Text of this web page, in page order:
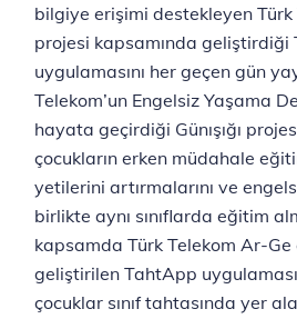
bilgiye erişimi destekleyen Türk
projesi kapsamında geliştirdiği
uygulamasını her geçen gün
Telekom’un Engelsiz Yaşama
hayata geçirdiği Günışığı
çocukların erken müdahale
yetilerini artırmalarını ve
birlikte aynı sınıflarda eğitim
kapsamda Türk Telekom Ar-
geliştirilen TahtApp
çocuklar sınıf tahtasında yer